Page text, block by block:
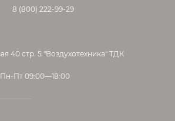
8 (800) 222-99-29
г. Москва, ул. Рябиновая 40 стр. 5 "Воздухотехника" ТДК
Пн-Пт 09:00—18:00